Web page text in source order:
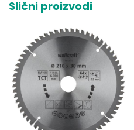
Slični proizvodi